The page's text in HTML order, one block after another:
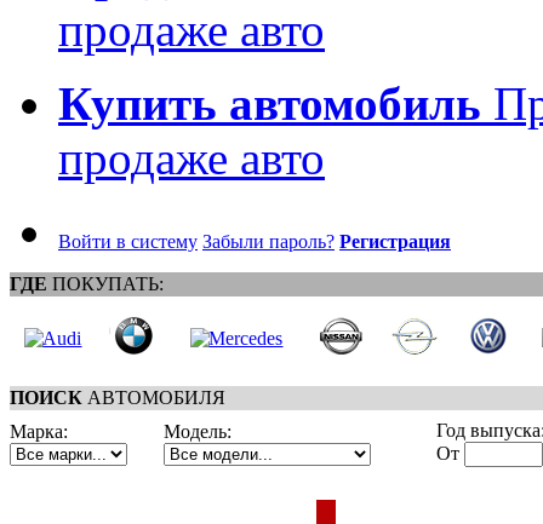
продаже авто
Купить автомобиль
продаже авто
Войти в систему Забыли пароль? Регистрация
ГДЕ ПОКУПАТЬ:
ПОИСК АВТОМОБИЛЯ
Марка:
Модель:
Год
От